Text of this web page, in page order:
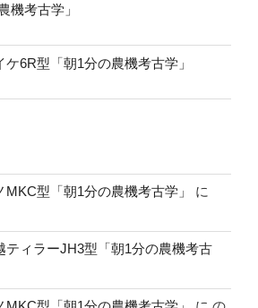
機考古学」
6R型「朝1分の農機考古学」
型「朝1分の農機考古学」
に
ティラーJH3型「朝1分の農機考古